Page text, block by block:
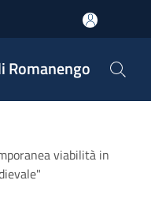
Romanengo
viabilità in